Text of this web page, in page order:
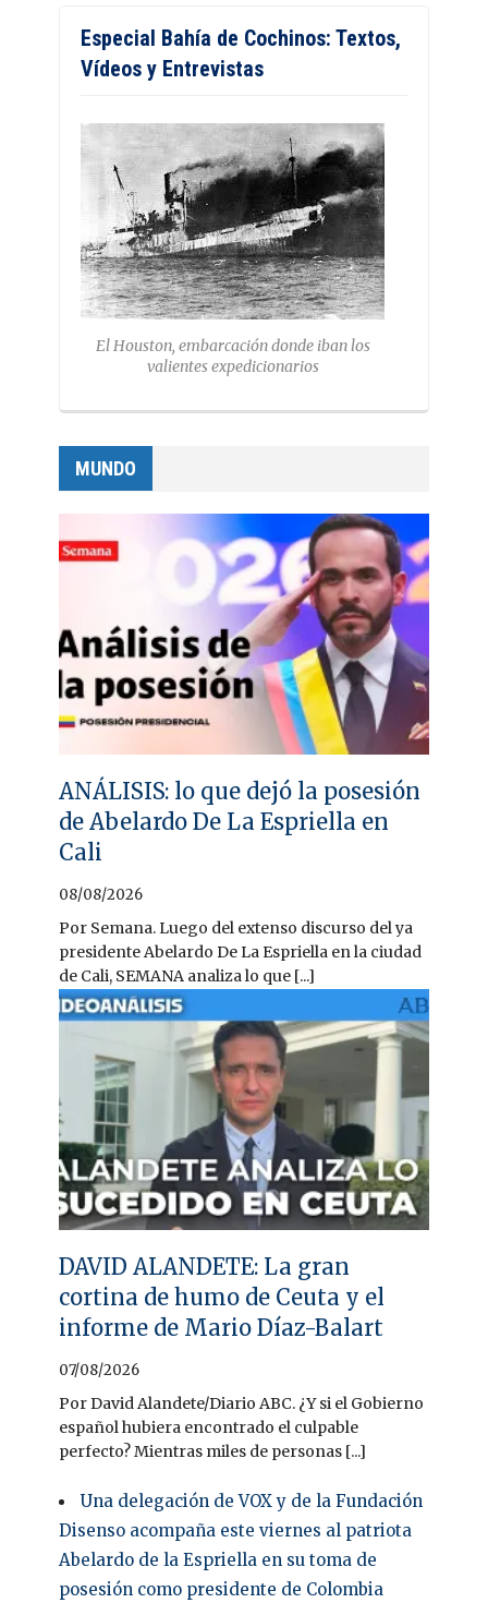
Especial Bahía de Cochinos: Textos,
Vídeos y Entrevistas
El Houston, embarcación donde iban los
valientes expedicionarios
MUNDO
ANÁLISIS: lo que dejó la posesión
de Abelardo De La Espriella en
Cali
08/08/2026
Por Semana. Luego del extenso discurso del ya
presidente Abelardo De La Espriella en la ciudad
de Cali, SEMANA analiza lo que [...]
DAVID ALANDETE: La gran
cortina de humo de Ceuta y el
informe de Mario Díaz-Balart
07/08/2026
Por David Alandete/Diario ABC. ¿Y si el Gobierno
español hubiera encontrado el culpable
perfecto? Mientras miles de personas [...]
Una delegación de VOX y de la Fundación
Disenso acompaña este viernes al patriota
Abelardo de la Espriella en su toma de
posesión como presidente de Colombia